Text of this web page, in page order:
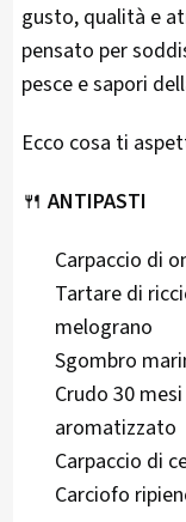
gusto, qualità e
pensato per
pesce e sapori
Ecco cosa ti
🍴ANTIPASTI
Carpaccio di
Tartare di
melograno
Sgombro
Crudo 30
aromatizzato
Carpaccio di
Carciofo